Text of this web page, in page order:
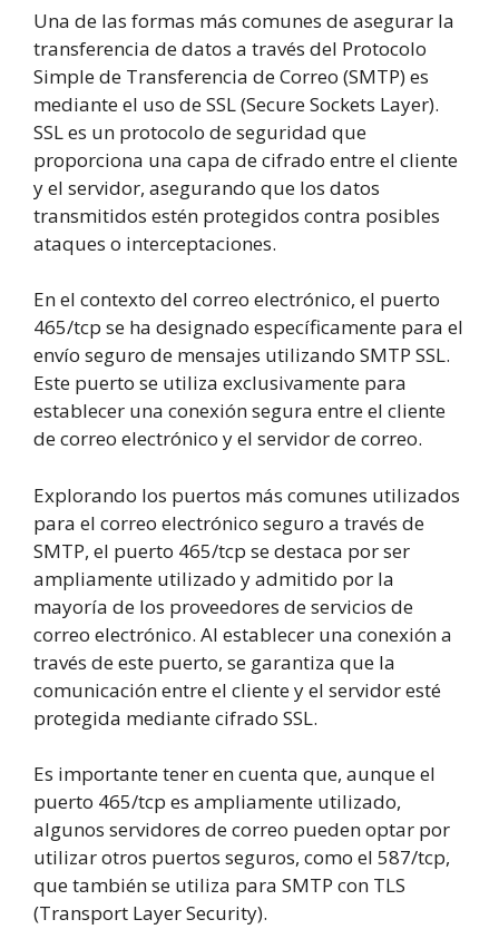
Una de las formas más comunes de asegurar la
transferencia de datos a través del Protocolo
Simple de Transferencia de Correo (SMTP) es
mediante el uso de SSL (Secure Sockets Layer).
SSL es un protocolo de seguridad que
proporciona una capa de cifrado entre el cliente
y el servidor, asegurando que los datos
transmitidos estén protegidos contra posibles
ataques o interceptaciones.
En el contexto del correo electrónico, el puerto
465/tcp se ha designado específicamente para el
envío seguro de mensajes utilizando SMTP SSL.
Este puerto se utiliza exclusivamente para
establecer una conexión segura entre el cliente
de correo electrónico y el servidor de correo.
Explorando los puertos más comunes utilizados
para el correo electrónico seguro a través de
SMTP, el puerto 465/tcp se destaca por ser
ampliamente utilizado y admitido por la
mayoría de los proveedores de servicios de
correo electrónico. Al establecer una conexión a
través de este puerto, se garantiza que la
comunicación entre el cliente y el servidor esté
protegida mediante cifrado SSL.
Es importante tener en cuenta que, aunque el
puerto 465/tcp es ampliamente utilizado,
algunos servidores de correo pueden optar por
utilizar otros puertos seguros, como el 587/tcp,
que también se utiliza para SMTP con TLS
(Transport Layer Security).